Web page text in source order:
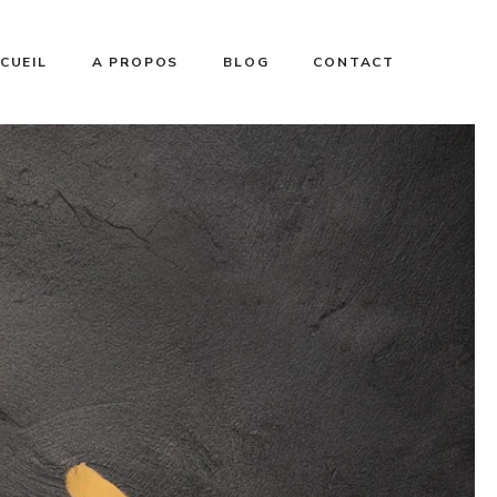
A PROPOS BLOG CONTACT